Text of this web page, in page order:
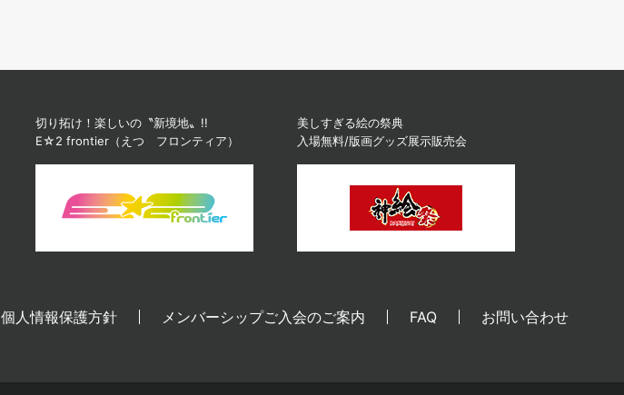
切り拓け！楽しいの〝新境地〟!!
E☆2 frontier（えつ フロンティア）
美しすぎる絵の祭典
入場無料/版画グッズ展示販売会
個人情報保護方針 メンバーシップご入会のご案内 FAQ お問い合わせ